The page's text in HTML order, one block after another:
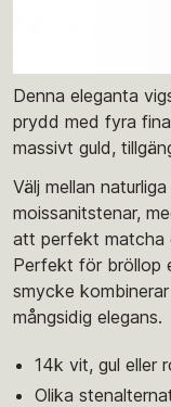
Denna eleganta
prydd med fyra
massivt guld,
Välj mellan
moissanitstenar,
att perfekt matcha
Perfekt för bröllop
smycke
mångsidig elegans.
14k vit, gul eller
Olika